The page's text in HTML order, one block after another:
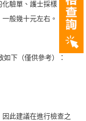
驗單、護士採樣、實
般幾十元左右。
下（僅供參考）：
此建議在進行檢查之